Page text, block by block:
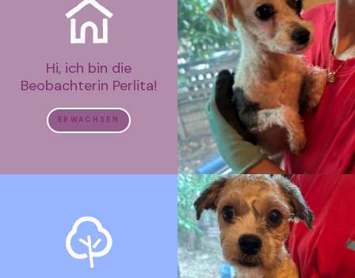
Hi, ich bin die
Beobachterin Perlita!
ERWACHSEN